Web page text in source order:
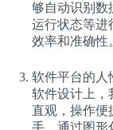
够自动识别数
运行状态等进
效率和准确性
软件平台的人
软件设计上，
直观，操作便